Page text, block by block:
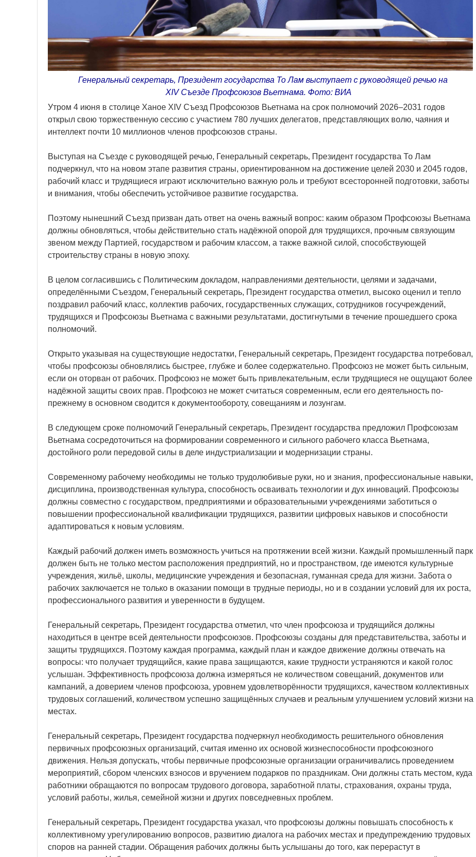
Генеральный секретарь, Президент государства То Лам выступает с руководящей речью на
XIV Съезде Профсоюзов Вьетнама. Фото: ВИА
Утром 4 июня в столице Ханое XIV Съезд Профсоюзов Вьетнама на срок полномочий 2026–2031 годов
открыл свою торжественную сессию с участием 780 лучших делегатов, представляющих волю, чаяния и
интеллект почти 10 миллионов членов профсоюзов страны.
Выступая на Съезде с руководящей речью, Генеральный секретарь, Президент государства То Лам
подчеркнул, что на новом этапе развития страны, ориентированном на достижение целей 2030 и 2045 годов,
рабочий класс и трудящиеся играют исключительно важную роль и требуют всесторонней подготовки, заботы
и внимания, чтобы обеспечить устойчивое развитие государства.
Поэтому нынешний Съезд призван дать ответ на очень важный вопрос: каким образом Профсоюзы Вьетнама
должны обновляться, чтобы действительно стать надёжной опорой для трудящихся, прочным связующим
звеном между Партией, государством и рабочим классом, а также важной силой, способствующей
строительству страны в новую эпоху.
В целом согласившись с Политическим докладом, направлениями деятельности, целями и задачами,
определёнными Съездом, Генеральный секретарь, Президент государства отметил, высоко оценил и тепло
поздравил рабочий класс, коллектив рабочих, государственных служащих, сотрудников госучреждений,
трудящихся и Профсоюзы Вьетнама с важными результатами, достигнутыми в течение прошедшего срока
полномочий.
Открыто указывая на существующие недостатки, Генеральный секретарь, Президент государства потребовал,
чтобы профсоюзы обновлялись быстрее, глубже и более содержательно. Профсоюз не может быть сильным,
если он оторван от рабочих. Профсоюз не может быть привлекательным, если трудящиеся не ощущают более
надёжной защиты своих прав. Профсоюз не может считаться современным, если его деятельность по-
прежнему в основном сводится к документообороту, совещаниям и лозунгам.
В следующем сроке полномочий Генеральный секретарь, Президент государства предложил Профсоюзам
Вьетнама сосредоточиться на формировании современного и сильного рабочего класса Вьетнама,
достойного роли передовой силы в деле индустриализации и модернизации страны.
Современному рабочему необходимы не только трудолюбивые руки, но и знания, профессиональные навыки,
дисциплина, производственная культура, способность осваивать технологии и дух инноваций. Профсоюзы
должны совместно с государством, предприятиями и образовательными учреждениями заботиться о
повышении профессиональной квалификации трудящихся, развитии цифровых навыков и способности
адаптироваться к новым условиям.
Каждый рабочий должен иметь возможность учиться на протяжении всей жизни. Каждый промышленный парк
должен быть не только местом расположения предприятий, но и пространством, где имеются культурные
учреждения, жильё, школы, медицинские учреждения и безопасная, гуманная среда для жизни. Забота о
рабочих заключается не только в оказании помощи в трудные периоды, но и в создании условий для их роста,
профессионального развития и уверенности в будущем.
Генеральный секретарь, Президент государства отметил, что член профсоюза и трудящийся должны
находиться в центре всей деятельности профсоюзов. Профсоюзы созданы для представительства, заботы и
защиты трудящихся. Поэтому каждая программа, каждый план и каждое движение должны отвечать на
вопросы: что получает трудящийся, какие права защищаются, какие трудности устраняются и какой голос
услышан. Эффективность профсоюза должна измеряться не количеством совещаний, документов или
кампаний, а доверием членов профсоюза, уровнем удовлетворённости трудящихся, качеством коллективных
трудовых соглашений, количеством успешно защищённых случаев и реальным улучшением условий жизни на
местах.
Генеральный секретарь, Президент государства подчеркнул необходимость решительного обновления
первичных профсоюзных организаций, считая именно их основой жизнеспособности профсоюзного
движения. Нельзя допускать, чтобы первичные профсоюзные организации ограничивались проведением
мероприятий, сбором членских взносов и вручением подарков по праздникам. Они должны стать местом, куда
работники обращаются по вопросам трудового договора, заработной платы, страхования, охраны труда,
условий работы, жилья, семейной жизни и других повседневных проблем.
Генеральный секретарь, Президент государства указал, что профсоюзы должны повышать способность к
коллективному урегулированию вопросов, развитию диалога на рабочих местах и предупреждению трудовых
споров на ранней стадии. Обращения рабочих должны быть услышаны до того, как перерастут в